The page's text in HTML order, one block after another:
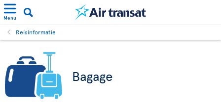
Menu
Reisinformatie
Bagage